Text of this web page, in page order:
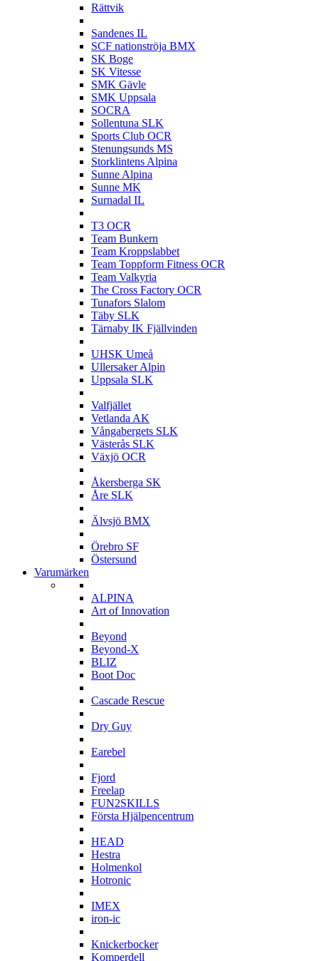
Rättvik
Sandenes IL
SCF nationströja BMX
SK Boge
SK Vitesse
SMK Gävle
SMK Uppsala
SOCRA
Sollentuna SLK
Sports Club OCR
Stenungsunds MS
Storklintens Alpina
Sunne Alpina
Sunne MK
Surnadal IL
T3 OCR
Team Bunkern
Team Kroppslabbet
Team Toppform Fitness OCR
Team Valkyria
The Cross Factory OCR
Tunafors Slalom
Täby SLK
Tärnaby IK Fjällvinden
UHSK Umeå
Ullersaker Alpin
Uppsala SLK
Valfjället
Vetlanda AK
Vångabergets SLK
Västerås SLK
Växjö OCR
Åkersberga SK
Åre SLK
Älvsjö BMX
Örebro SF
Östersund
Varumärken
ALPINA
Art of Innovation
Beyond
Beyond-X
BLIZ
Boot Doc
Cascade Rescue
Dry Guy
Earebel
Fjord
Freelap
FUN2SKILLS
Första Hjälpencentrum
HEAD
Hestra
Holmenkol
Hotronic
IMEX
iron-ic
Knickerbocker
Komperdell